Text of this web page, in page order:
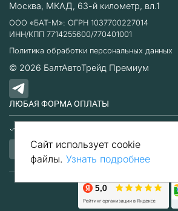
Москва, МКАД, 63-й километр, вл.1
ООО «БАТ-М»: ОГРН 1037700227014
ИНН/КПП 7714255600/770401001
Политика обработки персональных данных
© 2026 БалтАвтоТрейд Премиум
ЛЮБАЯ ФОРМА ОПЛАТЫ
Сайт использует cookie
файлы. Узнать подробнее